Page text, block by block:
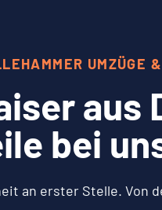
UMZÜGE
aus
bei
an erster Stelle. Von